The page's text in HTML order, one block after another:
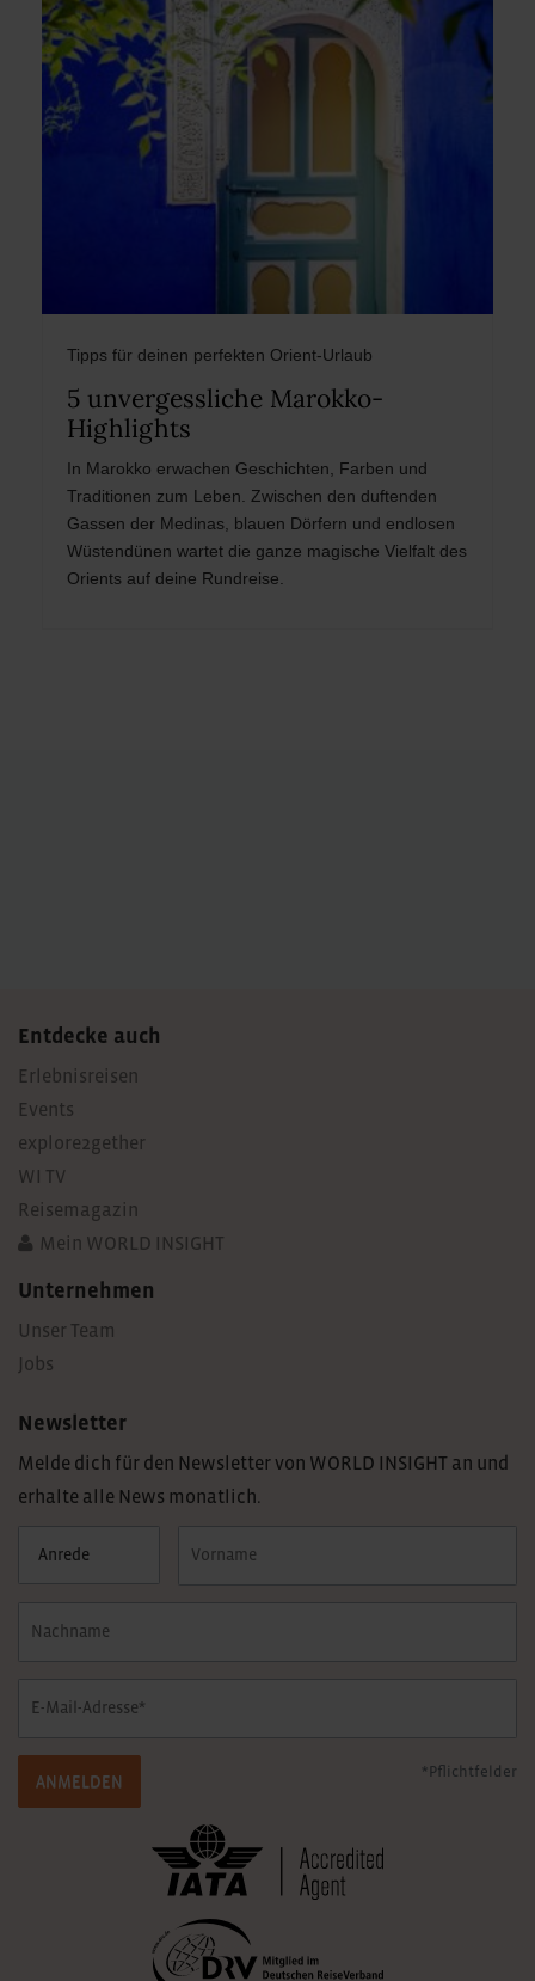
Tipps für deinen perfekten Orient-Urlaub
5 unvergessliche Marokko-
Highlights
In Marokko erwachen Geschichten, Farben und
Traditionen zum Leben. Zwischen den duftenden
Gassen der Medinas, blauen Dörfern und endlosen
Wüstendünen wartet die ganze magische Vielfalt des
Orients auf deine Rundreise.
Entdecke auch
Erlebnisreisen
Events
explore2gether
WI TV
Reisemagazin
Mein WORLD INSIGHT
Unternehmen
Unser Team
Jobs
Newsletter
Melde dich für den Newsletter von WORLD INSIGHT an und
erhalte alle News monatlich.
ANMELDEN
*Pflichtfelder